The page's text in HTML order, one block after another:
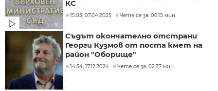
КС
15:05, 07.04.2025 Чете се за: 06:15 мин.
Съдът окончателно отстрани
Георги Кузмов от поста кмет на
район "Оборище"
14:54, 17.12.2024 Чете се за: 02:37 мин.